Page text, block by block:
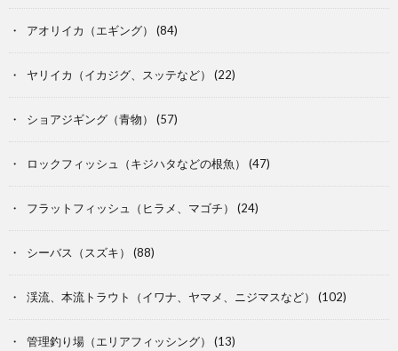
アオリイカ（エギング） (84)
ヤリイカ（イカジグ、スッテなど） (22)
ショアジギング（青物） (57)
ロックフィッシュ（キジハタなどの根魚） (47)
フラットフィッシュ（ヒラメ、マゴチ） (24)
シーバス（スズキ） (88)
渓流、本流トラウト（イワナ、ヤマメ、ニジマスなど） (102)
管理釣り場（エリアフィッシング） (13)